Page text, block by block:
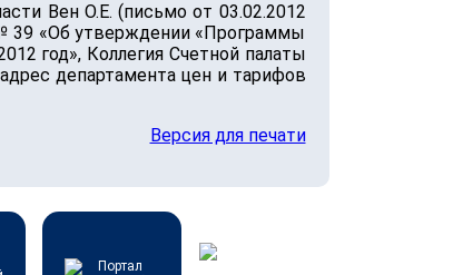
Вен О.Е. (письмо от 03.02.2012
39 «Об утверждении «Программы
год», Коллегия Счетной палаты
департамента цен и тарифов
Версия для печати